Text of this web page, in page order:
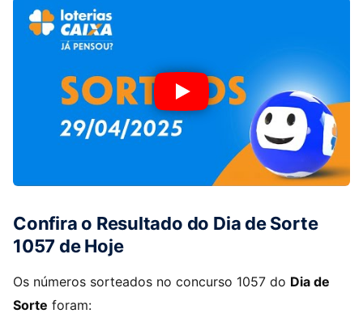
Confira o Resultado do Dia de Sorte
1057 de Hoje
Os números sorteados no concurso 1057 do Dia de
Sorte foram: